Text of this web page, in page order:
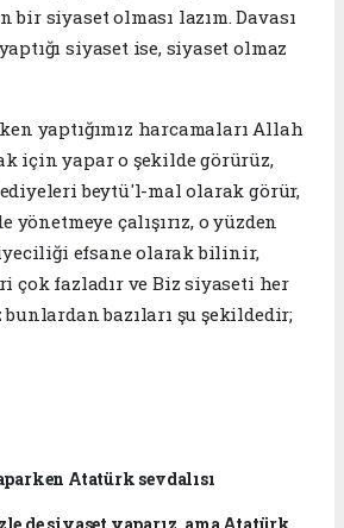
bir siyaset olması lazım. Davası
siyaset ise, siyaset olmaz
yaptığımız harcamaları Allah
için yapar o şekilde görürüz,
beytü'l-mal olarak görür,
çalışırız, o yüzden
efsane olarak bilinir,
çok fazladır ve Biz siyaseti her
bazıları şu şekildedir;
Atatürk sevdalısı
de siyaset yaparız, ama Atatürk